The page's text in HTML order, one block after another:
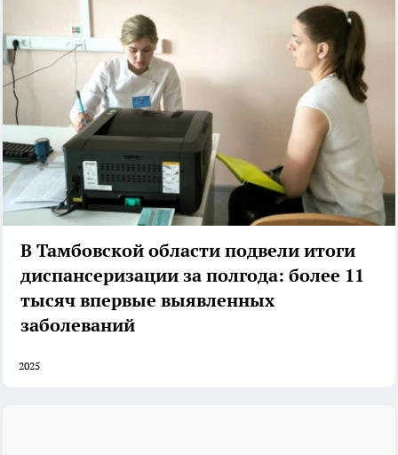
В Тамбовской области подвели итоги
диспансеризации за полгода: более 11
тысяч впервые выявленных
заболеваний
2025